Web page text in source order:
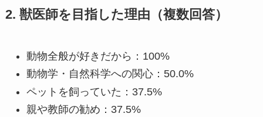
2. 獣医師を目指した理由（複数回答）
動物全般が好きだから：100%
動物学・自然科学への関心：50.0%
ペットを飼っていた：37.5%
親や教師の勧め：37.5%